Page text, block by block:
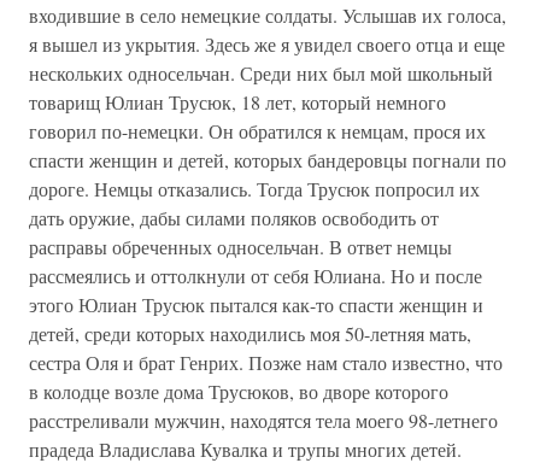
входившие в село немецкие солдаты. Услышав их голоса,
я вышел из укрытия. Здесь же я увидел своего отца и еще
нескольких односельчан. Среди них был мой школьный
товарищ Юлиан Трусюк, 18 лет, который немного
говорил по-немецки. Он обратился к немцам, прося их
спасти женщин и детей, которых бандеровцы погнали по
дороге. Немцы отказались. Тогда Трусюк попросил их
дать оружие, дабы силами поляков освободить от
расправы обреченных односельчан. В ответ немцы
рассмеялись и оттолкнули от себя Юлиана. Но и после
этого Юлиан Трусюк пытался как-то спасти женщин и
детей, среди которых находились моя 50-летняя мать,
сестра Оля и брат Генрих. Позже нам стало известно, что
в колодце возле дома Трусюков, во дворе которого
расстреливали мужчин, находятся тела моего 98-летнего
прадеда Владислава Кувалка и трупы многих детей.